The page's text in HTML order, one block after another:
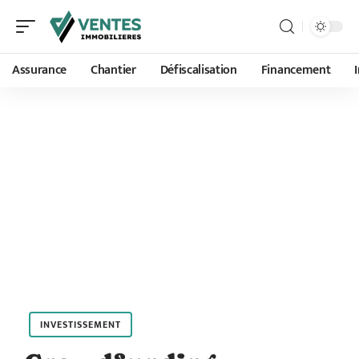
Assurance Chantier Défiscalisation Financement
INVESTISSEMENT